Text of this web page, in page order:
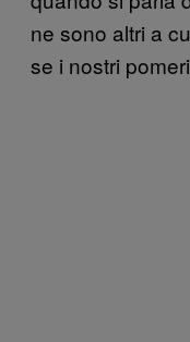
ne sono altri a
se i nostri